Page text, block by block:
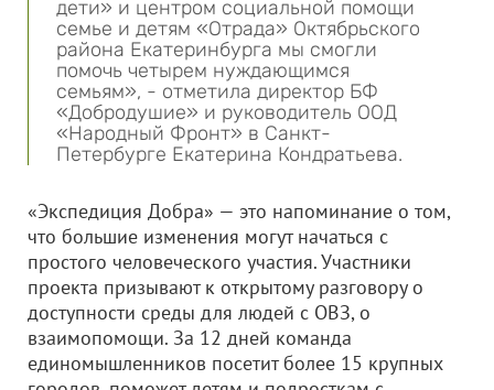
дети» и центром социальной помощи
семье и детям «Отрада» Октябрьского
района Екатеринбурга мы смогли
помочь четырем нуждающимся
семьям», - отметила директор БФ
«Добродушие» и руководитель ООД
«Народный Фронт» в Санкт-
Петербурге Екатерина Кондратьева.
«Экспедиция Добра» — это напоминание о том,
что большие изменения могут начаться с
простого человеческого участия. Участники
проекта призывают к открытому разговору о
доступности среды для людей с ОВЗ, о
взаимопомощи. За 12 дней команда
единомышленников посетит более 15 крупных